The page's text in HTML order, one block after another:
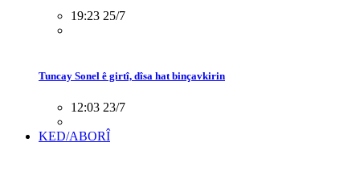
19:23 25/7
Tuncay Sonel ê girtî, dîsa hat binçavkirin
12:03 23/7
KED/ABORÎ